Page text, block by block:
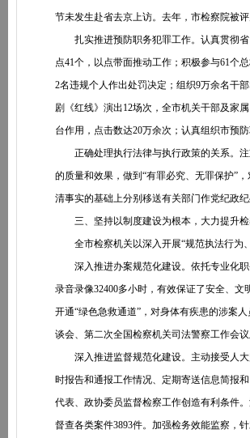
节未发生赴省去京上访。去年，市检察院被
扎实推进预防职务犯罪工作。认真贯彻省
点41个，以点带面推动工作；积极参与61个
2名违规个人作出处罚决定；组织9万余名干
剧《红线》演出12场次，全市机关干部及家
台作用，点击数达20万余次；认真组织市预
正确处理执行法律与执行政策的关系。注
的质量和效果，做到“有罪必究、无罪保护”
清事实的基础上分别移送有关部门作党纪政纪
三、坚持以制度建设为根本，大力提升检
全市检察机关以深入开展“规范执法行为、
深入推进办案规范化建设。依托专业化职
录音录像32400多小时，有效保证了安全、
开通“绿色急救通道”，对身体有疾患的涉案
谈会、第二次全国检察机关司法警察工作会
深入推进监督规范化建设。主动接受人大
时报告和通报工作情况、定期寄送信息简报
代表、政协委员监督检察工作创造有利条件
督查各类案件3893件。加强检务效能监察，